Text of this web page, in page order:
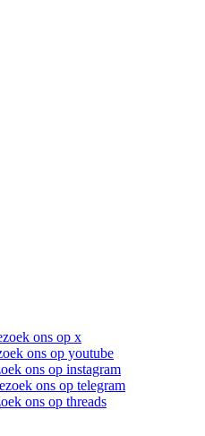
ons op x
ons op youtube
ons op instagram
ons op telegram
ons op threads